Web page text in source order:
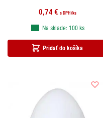
0,74 € s DPH /ks
Pridať do košíka
Na sklade: 100 ks